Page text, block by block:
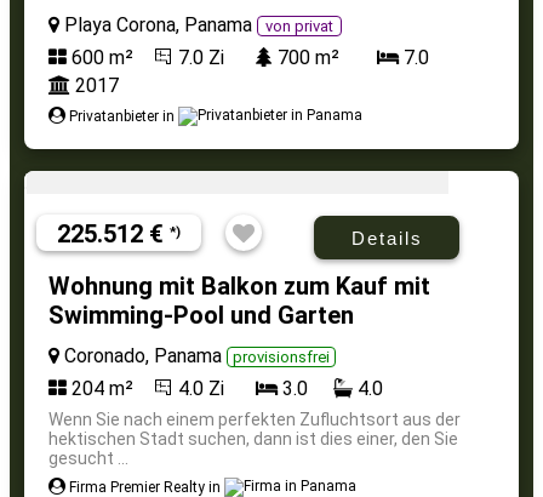
Playa Corona, Panama von privat
600 m² 7.0 Zi 700 m²
7.0
2017
Privatanbieter in
225.512 € *) Details
Wohnung mit Balkon zum Kauf mit
Swimming-Pool und Garten
Coronado, Panama provisionsfrei
204 m² 4.0 Zi 3.0 4.0
Wenn Sie nach einem perfekten Zufluchtsort aus der
hektischen Stadt suchen, dann ist dies einer, den Sie
gesucht ...
Firma Premier Realty in